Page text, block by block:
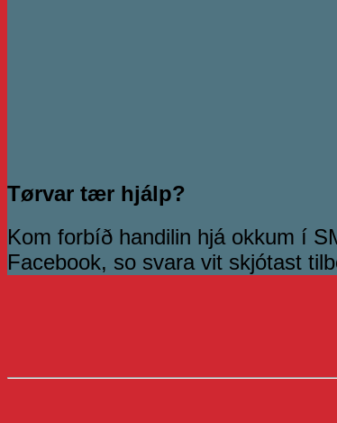
Tørvar tær hjálp?
Kom forbíð handilin hjá okkum í
Facebook, so svara vit skjótast